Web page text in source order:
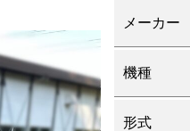
メーカー
機種
形式